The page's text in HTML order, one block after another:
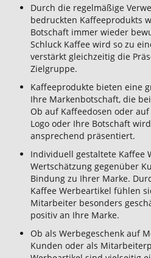
Durch die regelmäßige
bedruckten Kaffeeprodukts
Botschaft immer wieder
Schluck Kaffee wird so zu
verstärkt gleichzeitig die
Zielgruppe.
Kaffeeprodukte bieten eine
Ihre Markenbotschaft, die
Ob auf Kaffeedosen oder
Logo oder Ihre Botschaft
ansprechend präsentiert.
Individuell gestaltete Kaffee
Wertschätzung gegenüber
Bindung zu Ihrer Marke.
Kaffee Werbeartikel fühlen
Mitarbeiter besonders
positiv an Ihre Marke.
Ob als Werbegeschenk auf
Kunden oder als